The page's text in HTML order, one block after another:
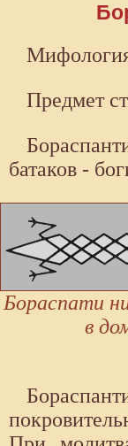
Предмет
батаков -
Бораспати
в